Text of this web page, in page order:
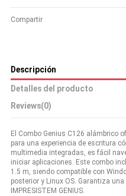
Compartir
Descripción
Detalles del producto
Reviews(0)
El Combo Genius C126 alámbrico
para una experiencia de escritura
multimedia integradas, es fácil
iniciar aplicaciones. Este combo
1.5 m, siendo compatible con
posterior y Linux OS. Garantiza
IMPRESISTEM GENIUS.